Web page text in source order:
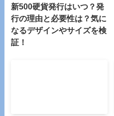
新500硬貨発行はいつ？発
行の理由と必要性は？気に
なるデザインやサイズを検
証！